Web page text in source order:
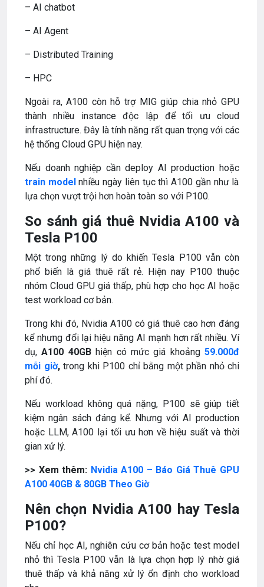
– AI chatbot
– AI Agent
– Distributed Training
– HPC
Ngoài ra, A100 còn hỗ trợ MIG giúp chia nhỏ GPU
thành nhiều instance độc lập để tối ưu cloud
infrastructure. Đây là tính năng rất quan trọng với các
hệ thống Cloud GPU hiện nay.
Nếu doanh nghiệp cần deploy AI production hoặc
train modelnhiều ngày liên tục thì A100 gần như là
lựa chọn vượt trội hơn hoàn toàn so với P100.
So sánh giá thuê Nvidia A100 và
Tesla P100
Một trong những lý do khiến Tesla P100 vẫn còn
phổ biến là giá thuê rất rẻ. Hiện nay P100 thuộc
nhóm Cloud GPU giá thấp, phù hợp cho học AI hoặc
test workload cơ bản.
Trong khi đó, Nvidia A100 có giá thuê cao hơn đáng
kể nhưng đổi lại hiệu năng AI mạnh hơn rất nhiều. Ví
dụ,A100 40GBhiện có mức giá khoảng 59.000đ
mỗi giờ,trong khi P100 chỉ bằng một phần nhỏ chi
phí đó.
Nếu workload không quá nặng, P100 sẽ giúp tiết
kiệm ngân sách đáng kể. Nhưng với AI production
hoặc LLM, A100 lại tối ưu hơn về hiệu suất và thời
gian xử lý.
>> Xem thêm: Nvidia A100 – Báo Giá Thuê GPU
A100 40GB & 80GB Theo Giờ
Nên chọn Nvidia A100 hay Tesla
P100?
Nếu chỉ học AI, nghiên cứu cơ bản hoặc test model
nhỏ thì Tesla P100 vẫn là lựa chọn hợp lý nhờ giá
thuê thấp và khả năng xử lý ổn định cho workload